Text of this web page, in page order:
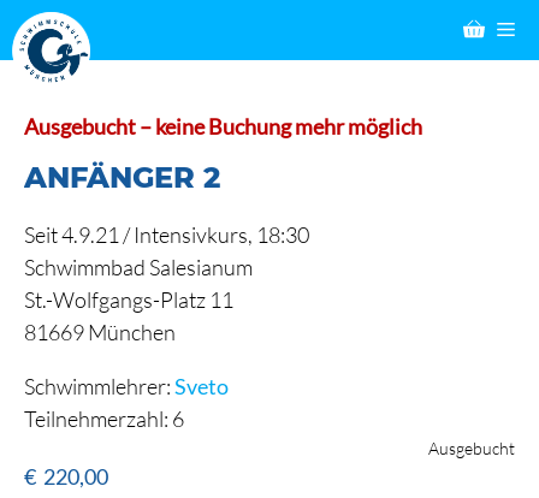
Zum
Inhalt
springen
Ausgebucht – keine Buchung mehr möglich
ANFÄNGER 2
Seit 4.9.21 / Intensivkurs, 18:30
Schwimmbad Salesianum
St.-Wolfgangs-Platz 11
81669 München
Schwimmlehrer:Sveto
Teilnehmerzahl: 6
Ausgebucht
€ 220,00